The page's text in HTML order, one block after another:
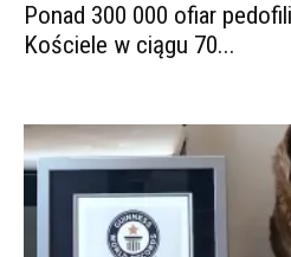
Ponad 300 000 ofiar
Kościele w ciągu 70...